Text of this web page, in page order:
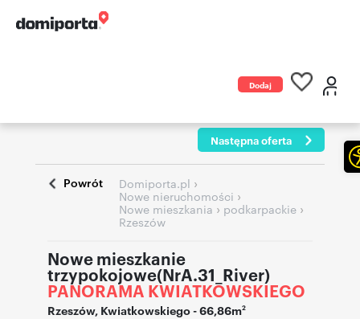
Dodaj
Następna oferta
Powrót Domiporta.pl ›
Nowe nieruchomości ›
Nowe mieszkania › podkarpackie ›
Rzeszów
Nowe mieszkanie
trzypokojowe(NrA.31_River)
PANORAMA KWIATKOWSKIEGO
Rzeszów, Kwiatkowskiego- 66,86m2